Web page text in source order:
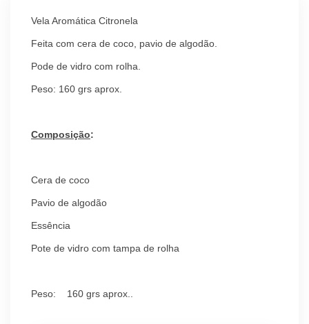
Vela Aromática Citronela
Feita com cera de coco, pavio de algodão.
Pode de vidro com rolha.
Peso: 160 grs aprox.
Composição:
Cera de coco
Pavio de algodão
Essência
Pote de vidro com tampa de rolha
Peso: 160 grs aprox..